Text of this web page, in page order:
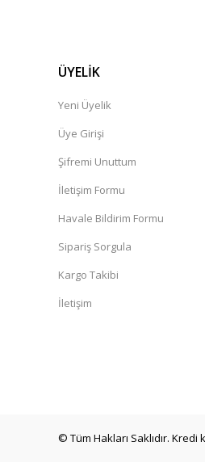
YERLİ
ÜYELİK
Yeni Üyelik
Üye Girişi
Şifremi Unuttum
İletişim Formu
Havale Bildirim Formu
Sipariş Sorgula
Kargo Takibi
İletişim
© Tüm Hakları Saklıdır.